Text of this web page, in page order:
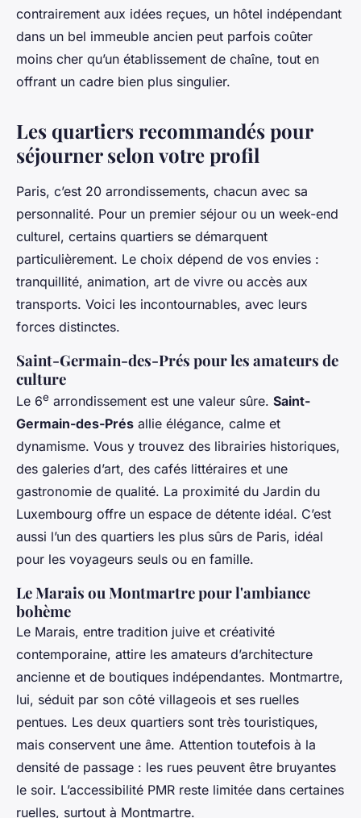
contrairement aux idées reçues, un hôtel indépendant
dans un bel immeuble ancien peut parfois coûter
moins cher qu’un établissement de chaîne, tout en
offrant un cadre bien plus singulier.
Les quartiers recommandés pour
séjourner selon votre profil
Paris, c’est 20 arrondissements, chacun avec sa
personnalité. Pour un premier séjour ou un week-end
culturel, certains quartiers se démarquent
particulièrement. Le choix dépend de vos envies :
tranquillité, animation, art de vivre ou accès aux
transports. Voici les incontournables, avec leurs
forces distinctes.
Saint-Germain-des-Prés pour les amateurs de
culture
Le 6e arrondissement est une valeur sûre. Saint-
Germain-des-Prés allie élégance, calme et
dynamisme. Vous y trouvez des librairies historiques,
des galeries d’art, des cafés littéraires et une
gastronomie de qualité. La proximité du Jardin du
Luxembourg offre un espace de détente idéal. C’est
aussi l’un des quartiers les plus sûrs de Paris, idéal
pour les voyageurs seuls ou en famille.
Le Marais ou Montmartre pour l'ambiance
bohème
Le Marais, entre tradition juive et créativité
contemporaine, attire les amateurs d’architecture
ancienne et de boutiques indépendantes. Montmartre,
lui, séduit par son côté villageois et ses ruelles
pentues. Les deux quartiers sont très touristiques,
mais conservent une âme. Attention toutefois à la
densité de passage : les rues peuvent être bruyantes
le soir. L’accessibilité PMR reste limitée dans certaines
ruelles, surtout à Montmartre.